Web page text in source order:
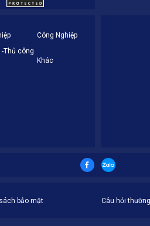
Công Nghiệp
Thủ công
Khác
bảo mật Câu hỏi